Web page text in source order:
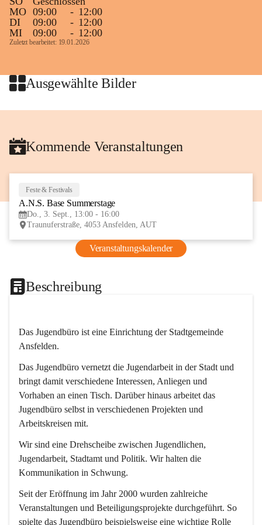
MO 09:00 - 12:00
DI
09:00 - 12:00
MI
09:00 - 12:00
Zuletzt bearbeitet: 19.01.2026
Ausgewählte Bilder
Kommende Veranstaltungen
Feste & Festivals
A.N.S. Base Summerstage
Do., 3. Sept., 13:00 - 16:00
Traunuferstraße, 4053 Ansfelden, AUT
Veranstaltungskalender
Beschreibung
Das Jugendbüro ist eine Einrichtung der Stadtgemeinde
Ansfelden.
Das Jugendbüro vernetzt die Jugendarbeit in der Stadt und
bringt damit verschiedene Interessen, Anliegen und
Vorhaben an einen Tisch. Darüber hinaus arbeitet das
Jugendbüro selbst in verschiedenen Projekten und
Arbeitskreisen mit.
Wir sind eine Drehscheibe zwischen Jugendlichen,
Jugendarbeit, Stadtamt und Politik. Wir halten die
Kommunikation in Schwung.
Seit der Eröffnung im Jahr 2000 wurden zahlreiche
Veranstaltungen und Beteiligungsprojekte durchgeführt. So
spielte das Jugendbüro beispielsweise eine wichtige Rolle